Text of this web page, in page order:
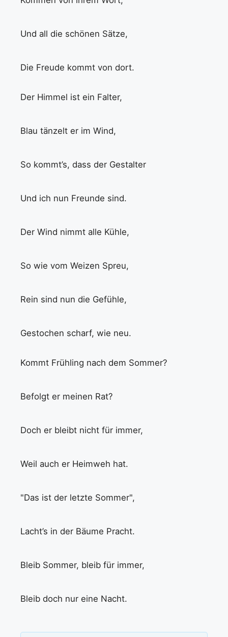
Und all die schönen Sätze,
Die Freude kommt von dort.
Der Himmel ist ein Falter,
Blau tänzelt er im Wind,
So kommt’s, dass der Gestalter
Und ich nun Freunde sind.
Der Wind nimmt alle Kühle,
So wie vom Weizen Spreu,
Rein sind nun die Gefühle,
Gestochen scharf, wie neu.
Kommt Frühling nach dem Sommer?
Befolgt er meinen Rat?
Doch er bleibt nicht für immer,
Weil auch er Heimweh hat.
"Das ist der letzte Sommer",
Lacht’s in der Bäume Pracht.
Bleib Sommer, bleib für immer,
Bleib doch nur eine Nacht.